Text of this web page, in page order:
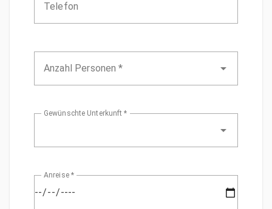
Telefon
Anzahl Personen *
Gewünschte Unterkunft *
Anreise *